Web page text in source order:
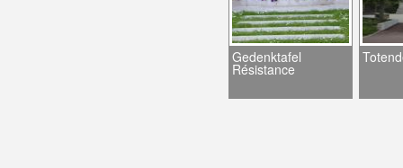
Gedenktafel
Résistance